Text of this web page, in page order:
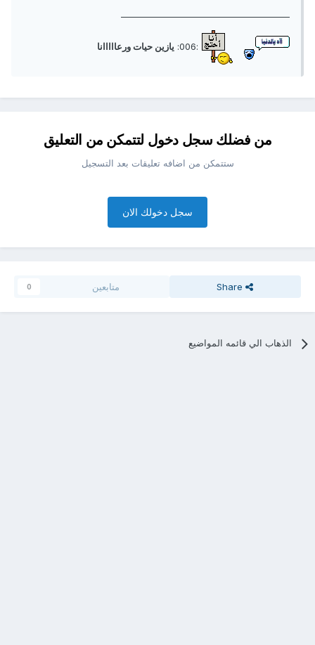
يازين حيات ورعااااانا
من فضلك سجل دخول لتتمكن من التعليق
ستتمكن من اضافه تعليقات بعد التسجيل
سجل دخولك الان
Share متابعين 0
الذهاب الي قائمه المواضيع